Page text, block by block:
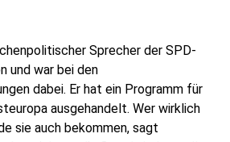
Sprecher der SPD-
und war bei den
dabei. Er hat ein Programm für
ausgehandelt. Wer wirklich
sie auch bekommen, sagt